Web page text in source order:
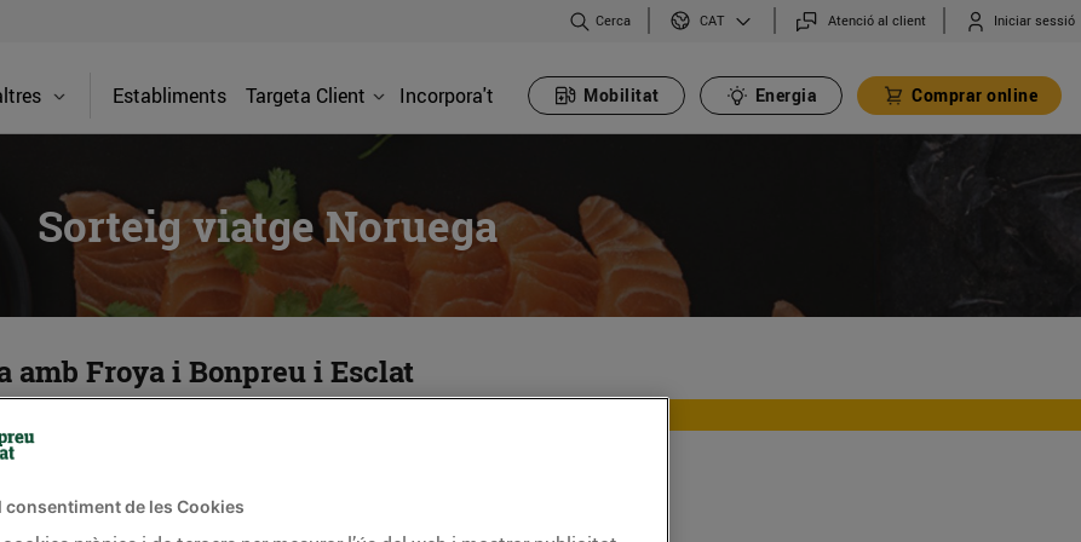
Cerca CAT Atenció al client Iniciar sessió
Establiments Targeta Client Incorpora't Mobilitat Energia Comprar online
Sorteig viatge Noruega
amb Froya i Bonpreu i Esclat
consentiment de les Cookies